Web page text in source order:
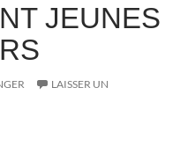
JEUNES
LAISSER UN